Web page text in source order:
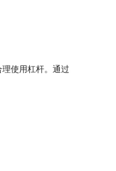
使用杠杆。通过